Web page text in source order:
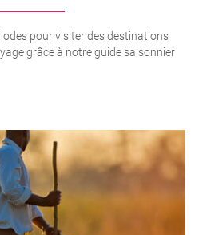
pour visiter des destinations
grâce à notre guide saisonnier